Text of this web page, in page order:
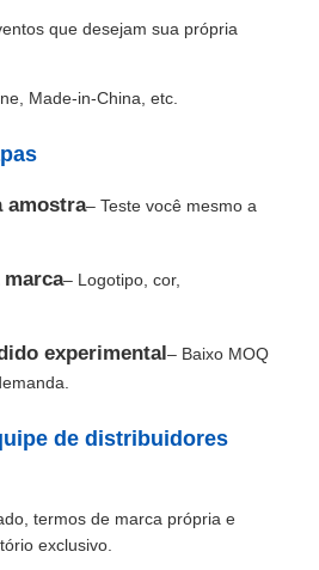
que desejam sua própria
Made‑in‑China, etc.
amostra– Teste você mesmo a
marca– Logotipo, cor,
experimental– Baixo MOQ
de distribuidores
termos de marca própria e
exclusivo.